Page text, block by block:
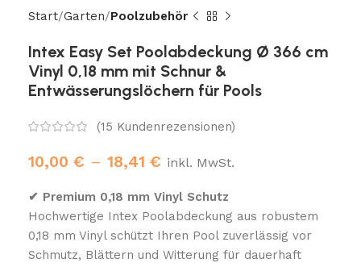
Start Garten Poolzubehör
Intex Easy Set Poolabdeckung Ø 366 cm
Vinyl 0,18 mm mit Schnur &
Entwässerungslöchern für Pools
(15 Kundenrezensionen)
10,00 € – 18,41 € inkl. MwSt.
✔ Premium 0,18 mm Vinyl Schutz
Hochwertige Intex Poolabdeckung aus robustem
0,18 mm Vinyl schützt Ihren Pool zuverlässig vor
Schmutz, Blättern und Witterung für dauerhaft